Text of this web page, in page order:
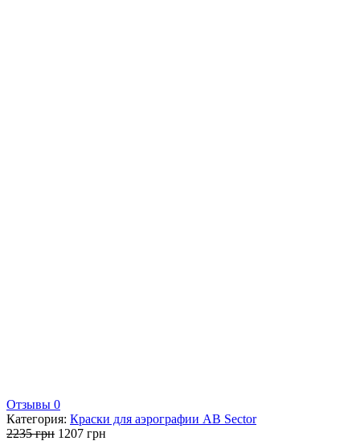
Отзывы 0
Категория: Краски для аэрографии AB Sector
2235грн Первоначальная
1207 грн